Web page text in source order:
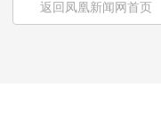
返回凤凰新闻网首页